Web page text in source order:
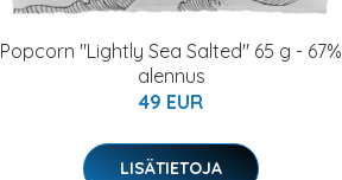
Popcorn "Lightly Sea Salted" 65 g - 67%
alennus
49 EUR
LISÄTIETOJA